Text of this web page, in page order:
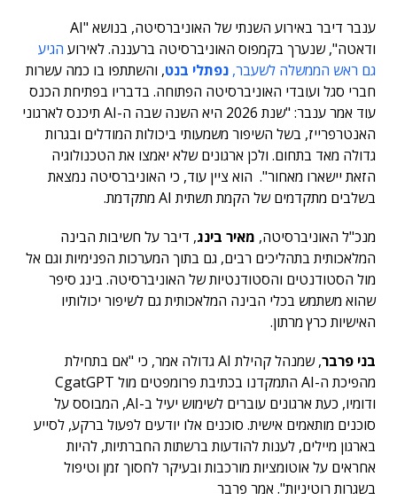
ענבר דיבר באירוע השנתי של האוניברסיטה, בנושא "AI
ודאטה", שנערך בקמפוס האוניברסיטה ברעננה. לאירוע הגיע
גם ראש הממשלה לשעבר, נפתלי בנט, והשתתפו בו כמה עשרות
חברי סגל ועובדי האוניברסיטה הפתוחה. בדבריו בפתיחת הכנס
עוד אמר ענבר: "שנת 2026 היא השנה שבה ה-AI תיכנס לארגוני
האנטרפרייז, בשל השיפור משמעותי ביכולות המודלים ובגרות
גדולה מאד בתחום. ולכן ארגונים שלא יאמצו את הטכנולוגיה
הזאת יישארו מאחור". הוא ציין עוד, כי האוניברסיטה נמצאת
בשלבים מתקדמים של הקמת תשתית AI מתקדמת.
מנכ"ל האוניברסיטה, מאיר בינג, דיבר על חשיבות הבינה
המלאכותית בתהליכים רבים, גם בתוך המערכות הפנימיות וגם אל
מול הסטודנטים והסטודנטיות של האוניברסיטה. בינג סיפר
שהוא משתמש בכלי הבינה המלאכותית גם לשיפור יכולותיו
האישיות כרץ מרתון.
בני פרבר
, שמנהל קהילת AI גדולה אמר, כי "אם בתחילת
מהפיכת ה-AI התמקדנו בכתיבת פרומפטים מול CgatGPT
ודומיו, כעת ארגונים עוברים לשימוש יעיל ב-AI, המבוסס על
סוכנים מותאמים אישית. סוכנים אלו יודעים לפעול ברקע, לסייע
בארגון מיילים, לענות להודעות ברשתות החברתיות, להיות
אחראים על אוטומציות מורכבות ובעיקר לחסוך זמן וטיפול
בשגרות רוטיניות". אמר פרבר